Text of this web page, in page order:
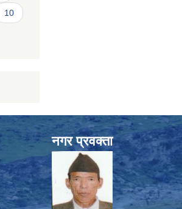
10
नगर प्रवक्ता